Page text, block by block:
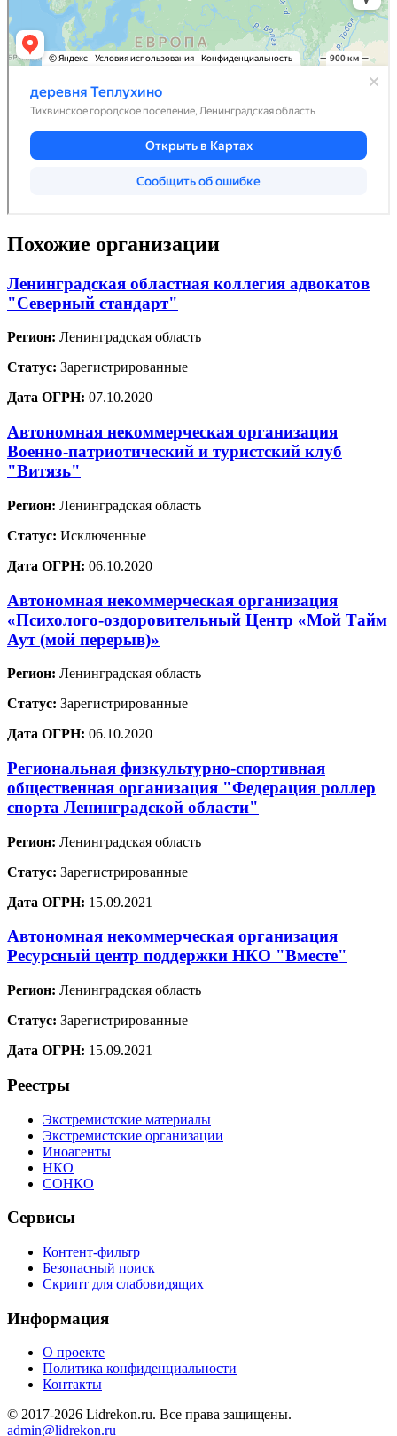
Похожие организации
Ленинградская областная коллегия адвокатов
"Северный стандарт"
Регион: Ленинградская область
Статус: Зарегистрированные
Дата ОГРН: 07.10.2020
Автономная некоммерческая организация
Военно-патриотический и туристский клуб
"Витязь"
Регион: Ленинградская область
Статус: Исключенные
Дата ОГРН: 06.10.2020
Автономная некоммерческая организация
«Психолого-оздоровительный Центр «Мой Тайм
Аут (мой перерыв)»
Регион: Ленинградская область
Статус: Зарегистрированные
Дата ОГРН: 06.10.2020
Региональная физкультурно-спортивная
общественная организация "Федерация роллер
спорта Ленинградской области"
Регион: Ленинградская область
Статус: Зарегистрированные
Дата ОГРН: 15.09.2021
Автономная некоммерческая организация
Ресурсный центр поддержки НКО "Вместе"
Регион: Ленинградская область
Статус: Зарегистрированные
Дата ОГРН: 15.09.2021
Реестры
Экстремистские материалы
Экстремистские организации
Иноагенты
НКО
СОНКО
Сервисы
Контент-фильтр
Безопасный поиск
Скрипт для слабовидящих
Информация
О проекте
Политика конфиденциальности
Контакты
© 2017-2026 Lidrekon.ru. Все права защищены.
admin@lidrekon.ru